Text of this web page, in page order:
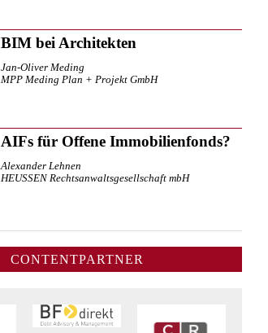
BIM bei Architekten
Jan-Oliver Meding
MPP Meding Plan + Projekt GmbH
AIFs für Offene Immobilienfonds?
Alexander Lehnen
HEUSSEN Rechtsanwaltsgesellschaft mbH
CONTENTPARTNER